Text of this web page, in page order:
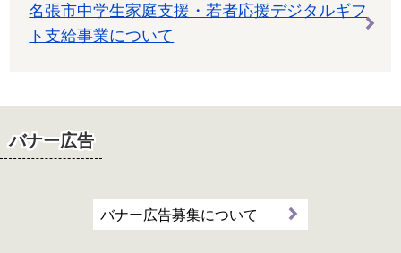
名張市中学生家庭支援・若者応援デジタルギフ
ト支給事業について
バナー広告
バナー広告募集について